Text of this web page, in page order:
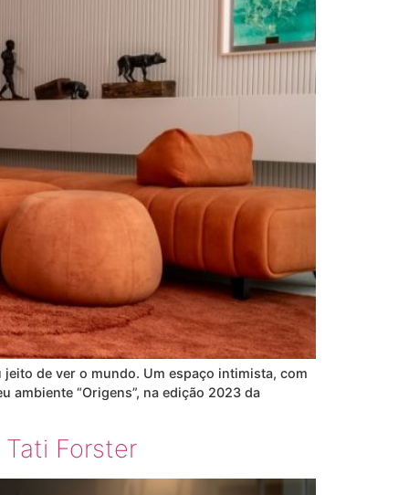
de ver o mundo. Um espaço intimista, com
ambiente “Origens”, na edição 2023 da
Forster